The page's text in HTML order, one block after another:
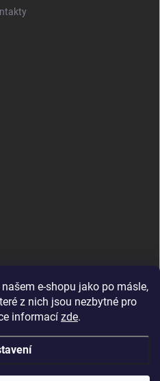
e-shopu jako po másle,
z nich jsou nezbytné pro
informací zde.